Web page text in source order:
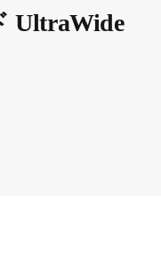
UltraWide